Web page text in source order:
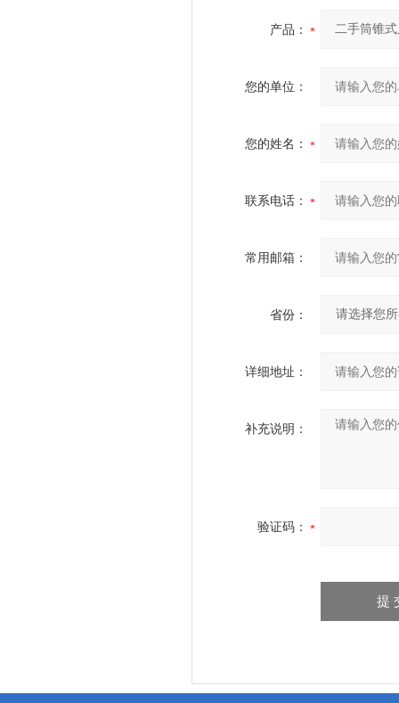
产品：
您的单位：
您的姓名：
联系电话：
常用邮箱：
省份：
详细地址：
补充说明：
验证码：